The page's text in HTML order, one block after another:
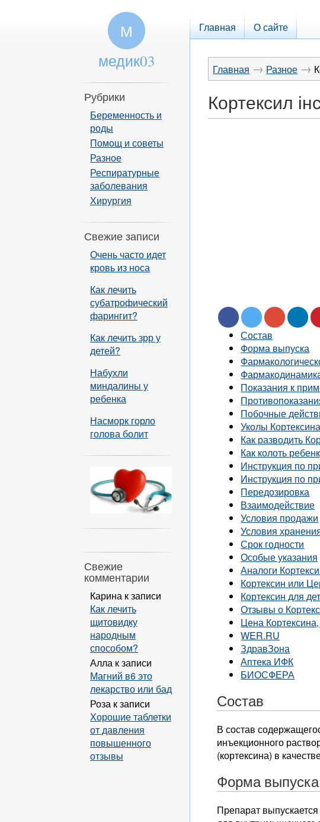
Главная О сайте
Главная → Разное →
Кортексил
Состав
Форма выпуска
Показания к
Побочные
Уколы
Как разводить
Как колоть
Инструкция по
Инструкция по
Передозировка
Взаимодействие
Условия продажи
Условия
Срок годности
Особые указания
Аналоги
Кортексин или
Кортексин для
Отзывы о
Цена Кортексина,
WER.RU
ЗдравЗона
Аптека ИФК
БИОСФЕРА
Состав
В состав
инъекционного
(кортексина) в
Форма выпуска
Препарат
М
медик03
Рубрики
Беременность и
роды
Помощ и советы
Разное
Респиратурные
заболевания
Хирургия
Свежие записи
Очень часто идет
кровь из носа
Как лечить
субатрофический
фарингит?
Как лечить зрр у
детей?
Набухли
миндалины у
ребенка
Насморк горло
голова болит
Свежие
комментарии
Карина к записи
Как лечить
щитовидку
народным
способом?
Алла к записи
Магний в6 это
лекарство или бад
Роза к записи
Хорошие таблетки
от давления
повышенного
отзывы